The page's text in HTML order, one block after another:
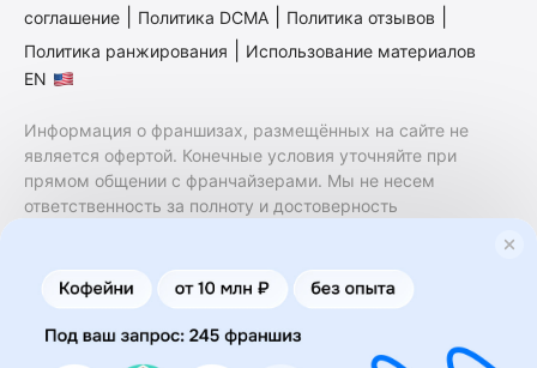
соглашение
Политика DCMA Политика отзывов
Политика ранжирования
Использование материалов
EN
Информация о франшизах, размещённых на сайте не
является офертой. Конечные условия уточняйте при
прямом общении с франчайзерами. Мы не несем
ответственность за полноту и достоверность
финансовые услуги. Заключение договоров
коммерческой концессии (франчайзинга) осуществляется
правообладателями/их представителями. Бизнесменс.ру
не является посредником или представителем